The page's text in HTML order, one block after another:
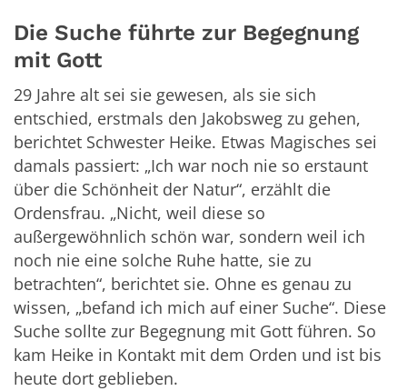
Die Suche führte zur Begegnung
mit Gott
29 Jahre alt sei sie gewesen, als sie sich
entschied, erstmals den Jakobsweg zu gehen,
berichtet Schwester Heike. Etwas Magisches sei
damals passiert: „Ich war noch nie so erstaunt
über die Schönheit der Natur“, erzählt die
Ordensfrau. „Nicht, weil diese so
außergewöhnlich schön war, sondern weil ich
noch nie eine solche Ruhe hatte, sie zu
betrachten“, berichtet sie. Ohne es genau zu
wissen, „befand ich mich auf einer Suche“. Diese
Suche sollte zur Begegnung mit Gott führen. So
kam Heike in Kontakt mit dem Orden und ist bis
heute dort geblieben.